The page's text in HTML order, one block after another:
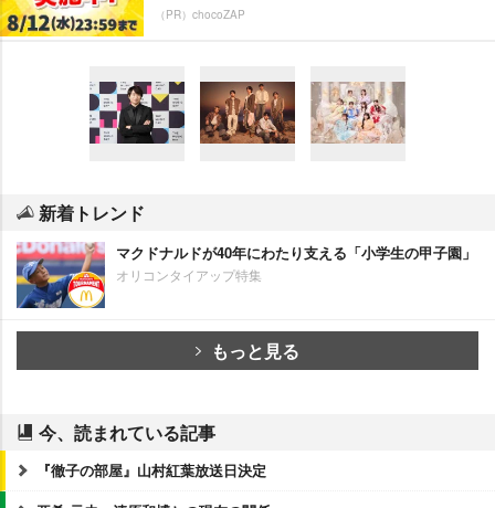
（PR）chocoZAP
新着トレンド
マクドナルドが40年にわたり支える「小学生の甲子園」
オリコンタイアップ特集
もっと見る
今、読まれている記事
『徹子の部屋』山村紅葉放送日決定